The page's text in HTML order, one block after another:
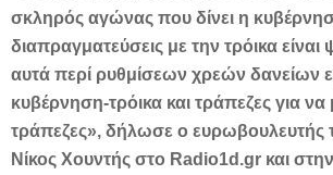
σκληρός αγώνας που δίνει η
διαπραγματεύσεις με την τρόικα είναι
αυτά περί ρυθμίσεων χρεών δανείων
κυβέρνηση-τρόικα και τράπεζες για
τράπεζες», δήλωσε ο ευρωβουλευτής
Νίκος Χουντής στο Radio1d.gr και